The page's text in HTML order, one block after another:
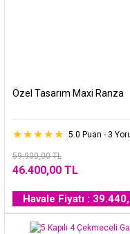
Özel Tasarım Maxi Ranza
5.0 Puan - 3
59.900,00 TL
46.400,00 TL
Havale Fiyatı :